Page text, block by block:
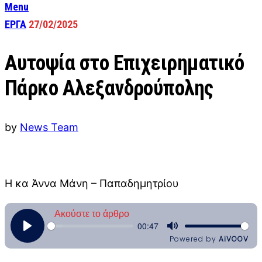
Menu
ΕΡΓΑ 27/02/2025
Αυτοψία στο Επιχειρηματικό
Πάρκο Αλεξανδρούπολης
by News Team
Η κα Άννα Μάνη – Παπαδημητρίου